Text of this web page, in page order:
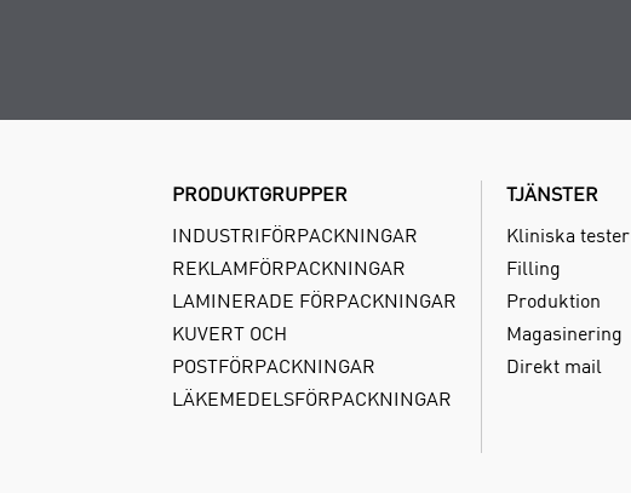
PRODUKTGRUPPER
INDUSTRIFÖRPACKNINGAR
REKLAMFÖRPACKNINGAR
LAMINERADE FÖRPACKNINGAR
KUVERT OCH
POSTFÖRPACKNINGAR
LÄKEMEDELSFÖRPACKNINGAR
TJÄNSTER
Kliniska tester
Filling
Produktion
Magasinering
Direkt mail